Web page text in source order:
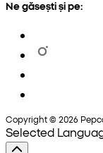
Ne găsești și pe:
Copyright © 2026
Selected